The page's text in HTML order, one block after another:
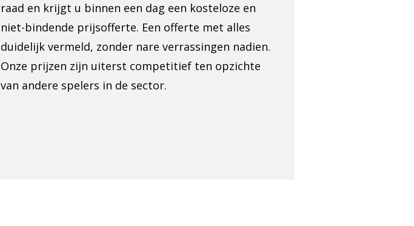
raad en krijgt u binnen een dag een kosteloze en
niet-bindende prijsofferte. Een offerte met alles
duidelijk vermeld, zonder nare verrassingen nadien.
Onze prijzen zijn uiterst competitief ten opzichte
van andere spelers in de sector.